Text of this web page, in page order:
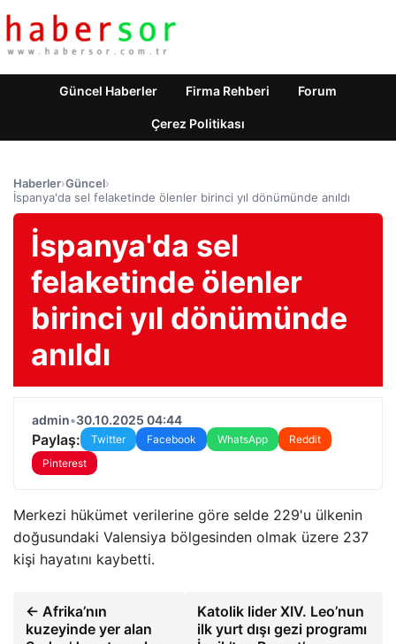
Güncel Haberler Firma Rehberi Forum
Çerez Politikası
Haberler›Güncel›
İspanya'da sel felaketinde ölenler birinci yıl dönümünde anıldı
İspanya'da sel
felaketinde ölenler
birinci yıl dönümünde
anıldı
admin•30.10.2025 04:44
Paylaş: Twitter Facebook WhatsApp
Reddit
Pinterest
Merkezi hükümet verilerine göre selde 229'u ülkenin
doğusundaki Valensiya bölgesinden olmak üzere 237
kişi hayatını kaybetti.
← Afrika’nın
kuzeyinde yer alan
Katolik lider XIV. Leo’nun
ilk yurt dışı gezi programı